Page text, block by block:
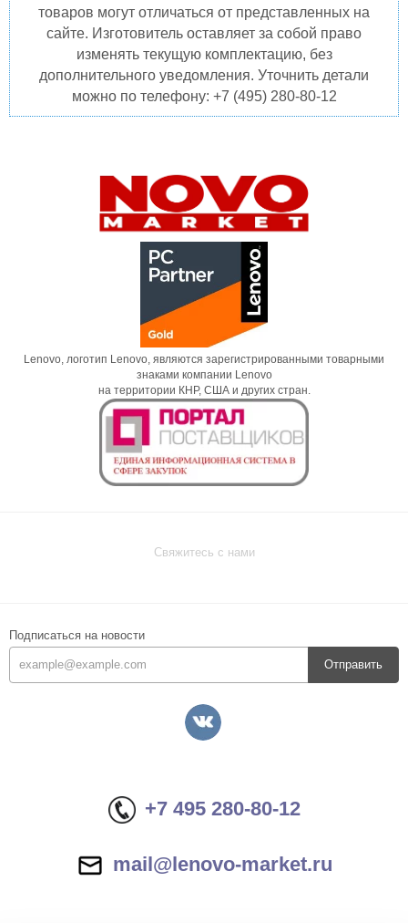
товаров могут отличаться от представленных на
сайте. Изготовитель оставляет за собой право
изменять текущую комплектацию, без
дополнительного уведомления. Уточнить детали
можно по телефону: +7 (495) 280-80-12
Lenovo, логотип Lenovo, являются зарегистрированными товарными
знаками компании Lenovo
на территории КНР, США и других стран.
Свяжитесь с нами
Подписаться на новости
Отправить
+7 495 280-80-12
mail@lenovo-market.ru